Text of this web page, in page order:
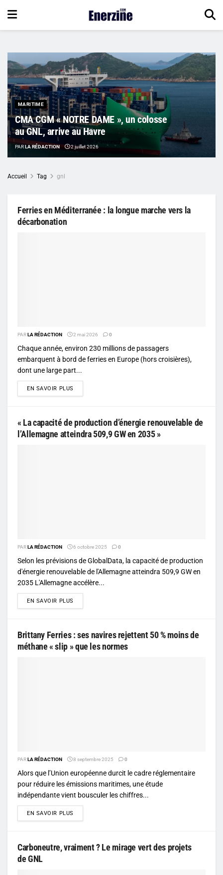
MARITIME
CMA CGM « NOTRE DAME », un colosse
au GNL, arrive au Havre
PARLA RÉDACTION 2 juillet 2026
Accueil Tag gnl
Ferries en Méditerranée : la longue marche vers la
décarbonation
PARLA RÉDACTION 2 mai 2026 0
Chaque année, environ 230 millions de passagers
embarquent à bord de ferries en Europe (hors croisières),
dont une large part...
EN SAVOIR PLUS
« La capacité de production d’énergie renouvelable de
l’Allemagne atteindra 509,9 GW en 2035 »
PARLA RÉDACTION 6 octobre 2025 0
Selon les prévisions de GlobalData, la capacité de production
d'énergie renouvelable de l'Allemagne atteindra 509,9 GW en
2035 L'Allemagne accélère...
EN SAVOIR PLUS
Brittany Ferries : ses navires rejettent 50 % moins de
méthane « slip » que les normes
PARLA RÉDACTION 8 septembre 2025 0
Alors que l’Union européenne durcit le cadre réglementaire
pour réduire les émissions maritimes, une étude
indépendante vient bousculer les chiffres...
EN SAVOIR PLUS
Carboneutre, vraiment ? Le mirage vert des projets
de GNL